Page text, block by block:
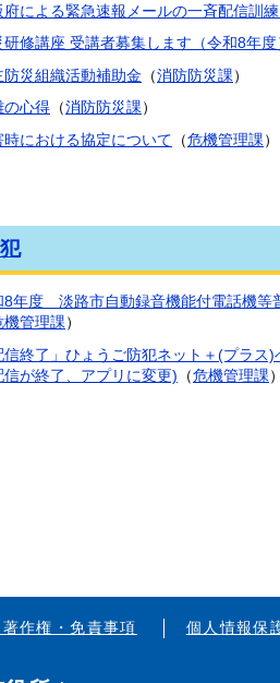
府による緊急速報メールの一斉配信訓
研修講座 受講者募集します（令和8年度
防災組織活動補助金 （消防防災課）
の心得 （消防防災課）
時における協定について （危機管理課）
8年度 淡路市自動録音機能付電話機等
機管理課）
信終了」ひょうご防犯ネット＋(プラ
信が終了、アプリに変更) （危機管理課）
著作権・免責事項 個人情報保